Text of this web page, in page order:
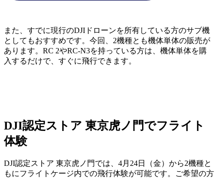
また、すでに現行のDJIドローンを所有している方のサブ機
としてもおすすめです。今回、2機種とも機体単体の販売が
あります。RC 2やRC-N3を持っている方は、機体単体を購
入するだけで、すぐに飛行できます。
DJI認定ストア 東京虎ノ門でフライト
体験
DJI認定ストア 東京虎ノ門では、4月24日（金）から2機種と
もにフライトケージ内での飛行体験が可能です。ご希望の方